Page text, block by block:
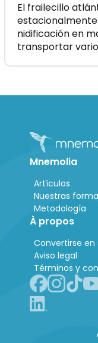
El frailecillo
estacionalmente
nidificación en
transportar
Mnemolia
Artículos
Nuestras
Metodología
À propos
Convertirse en
Aviso legal
Términos y